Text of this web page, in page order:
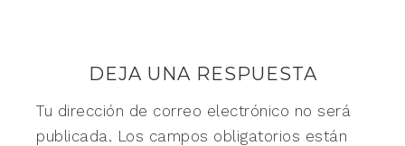
DEJA UNA RESPUESTA
Tu dirección de correo electrónico no será
publicada. Los campos obligatorios están